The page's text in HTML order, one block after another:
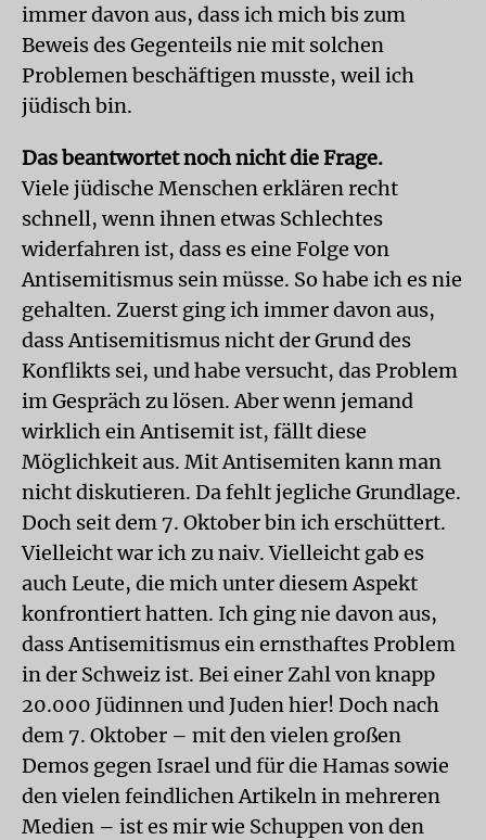
immer davon aus, dass ich mich bis zum
Beweis des Gegenteils nie mit solchen
Problemen beschäftigen musste, weil ich
jüdisch bin.
Das beantwortet noch nicht die Frage.
Viele jüdische Menschen erklären recht
schnell, wenn ihnen etwas Schlechtes
widerfahren ist, dass es eine Folge von
Antisemitismus sein müsse. So habe ich es nie
gehalten. Zuerst ging ich immer davon aus,
dass Antisemitismus nicht der Grund des
Konflikts sei, und habe versucht, das Problem
im Gespräch zu lösen. Aber wenn jemand
wirklich ein Antisemit ist, fällt diese
Möglichkeit aus. Mit Antisemiten kann man
nicht diskutieren. Da fehlt jegliche Grundlage.
Doch seit dem 7. Oktober bin ich erschüttert.
Vielleicht war ich zu naiv. Vielleicht gab es
auch Leute, die mich unter diesem Aspekt
konfrontiert hatten. Ich ging nie davon aus,
dass Antisemitismus ein ernsthaftes Problem
in der Schweiz ist. Bei einer Zahl von knapp
20.000 Jüdinnen und Juden hier! Doch nach
dem 7. Oktober – mit den vielen großen
Demos gegen Israel und für die Hamas sowie
den vielen feindlichen Artikeln in mehreren
Medien – ist es mir wie Schuppen von den